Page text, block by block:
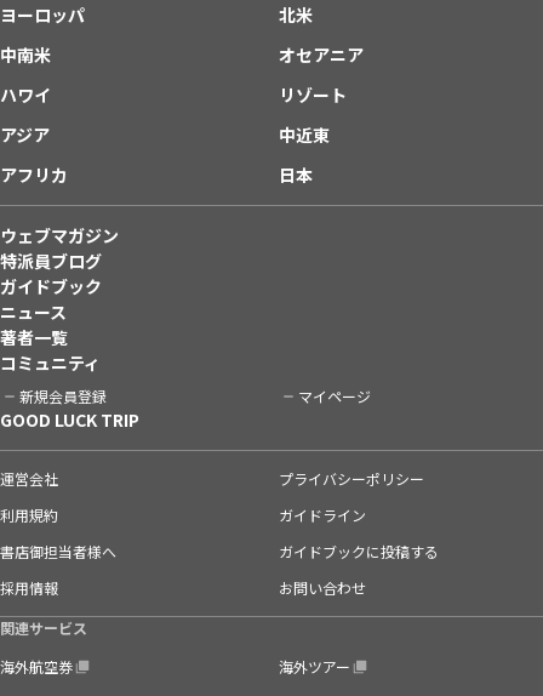
ヨーロッパ
北米
中南米
オセアニア
ハワイ
リゾート
アジア
中近東
アフリカ
日本
ウェブマガジン
特派員ブログ
ガイドブック
ニュース
著者一覧
コミュニティ
新規会員登録 マイページ
GOOD LUCK TRIP
運営会社
プライバシーポリシー
利用規約
ガイドライン
書店御担当者様へ
ガイドブックに投稿する
採用情報
お問い合わせ
関連サービス
海外航空券
海外ツアー